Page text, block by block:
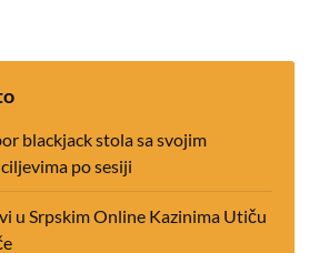
blackjack stola sa svojim
po sesiji
u Srpskim Online Kazinima Utiču